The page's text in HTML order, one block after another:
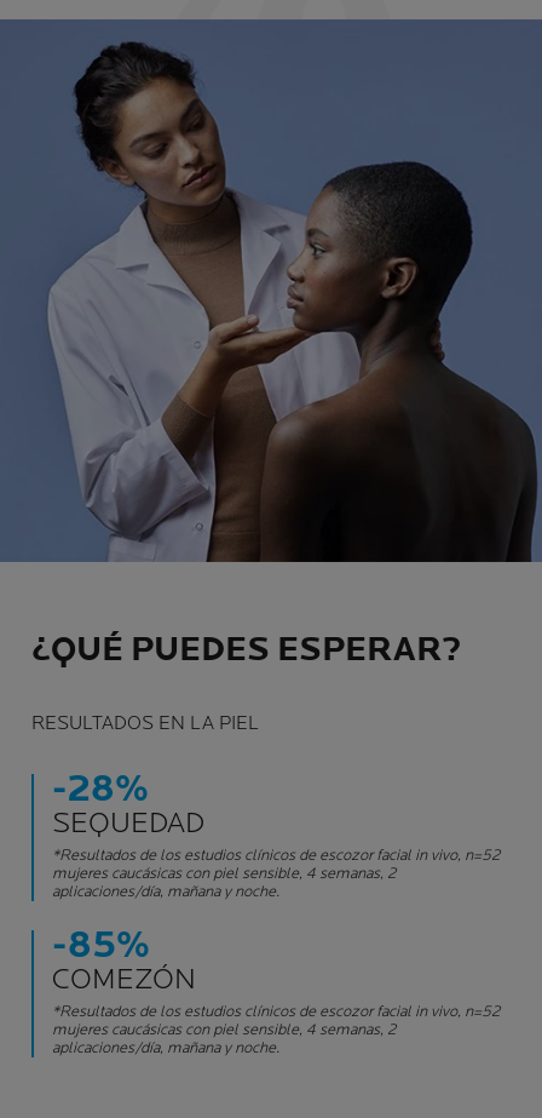
¿QUÉ PUEDES ESPERAR?
RESULTADOS EN LA PIEL
-28%
SEQUEDAD
*Resultados de los estudios clínicos de escozor facial in vivo, n=52
mujeres caucásicas con piel sensible, 4 semanas, 2
aplicaciones/día, mañana y noche.
-85%
COMEZÓN
*Resultados de los estudios clínicos de escozor facial in vivo, n=52
mujeres caucásicas con piel sensible, 4 semanas, 2
aplicaciones/día, mañana y noche.